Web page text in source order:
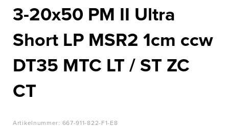
3-20x50 PM II Ultra
Short LP MSR2 1cm ccw
DT35 MTC LT / ST ZC
CT
Artikelnummer: 667-911-822-F1-E8